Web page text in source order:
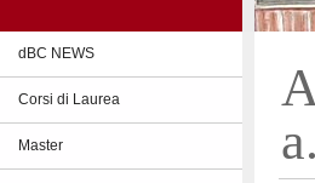
dBC NEWS
Corsi di Laurea
Master